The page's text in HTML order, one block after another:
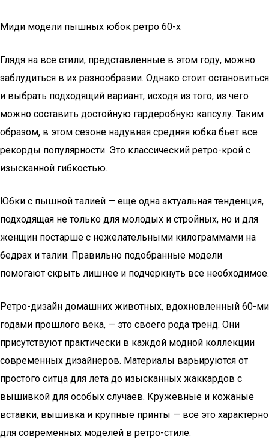
Миди модели пышных юбок ретро 60-х
Глядя на все стили, представленные в этом году, можно
заблудиться в их разнообразии. Однако стоит остановиться
и выбрать подходящий вариант, исходя из того, из чего
можно составить достойную гардеробную капсулу. Таким
образом, в этом сезоне надувная средняя юбка бьет все
рекорды популярности. Это классический ретро-крой с
изысканной гибкостью.
Юбки с пышной талией — еще одна актуальная тенденция,
подходящая не только для молодых и стройных, но и для
женщин постарше с нежелательными килограммами на
бедрах и талии. Правильно подобранные модели
помогают скрыть лишнее и подчеркнуть все необходимое.
Ретро-дизайн домашних животных, вдохновленный 60-ми
годами прошлого века, — это своего рода тренд. Они
присутствуют практически в каждой модной коллекции
современных дизайнеров. Материалы варьируются от
простого ситца для лета до изысканных жаккардов с
вышивкой для особых случаев. Кружевные и кожаные
вставки, вышивка и крупные принты — все это характерно
для современных моделей в ретро-стиле.